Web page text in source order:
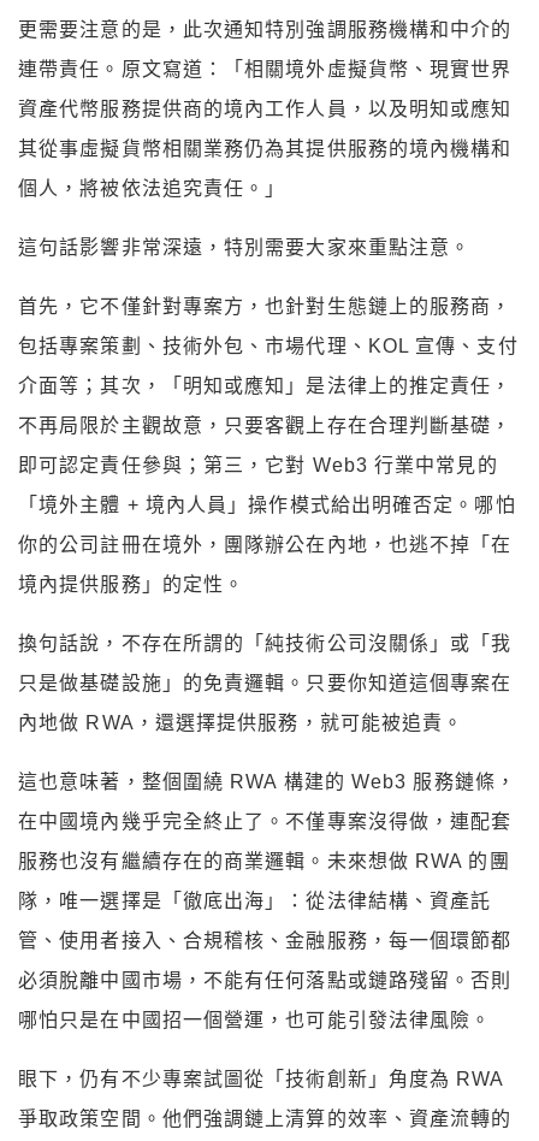
更需要注意的是，此次通知特別強調服務機構和中介的
連帶責任。原文寫道：「相關境外虛擬貨幣、現實世界
資產代幣服務提供商的境內工作人員，以及明知或應知
其從事虛擬貨幣相關業務仍為其提供服務的境內機構和
個人，將被依法追究責任。」
這句話影響非常深遠，特別需要大家來重點注意。
首先，它不僅針對專案方，也針對生態鏈上的服務商，
包括專案策劃、技術外包、市場代理、KOL 宣傳、支付
介面等；其次，「明知或應知」是法律上的推定責任，
不再局限於主觀故意，只要客觀上存在合理判斷基礎，
即可認定責任參與；第三，它對 Web3 行業中常見的
「境外主體 + 境內人員」操作模式給出明確否定。哪怕
你的公司註冊在境外，團隊辦公在內地，也逃不掉「在
境內提供服務」的定性。
換句話說，不存在所謂的「純技術公司沒關係」或「我
只是做基礎設施」的免責邏輯。只要你知道這個專案在
內地做 RWA，還選擇提供服務，就可能被追責。
這也意味著，整個圍繞 RWA 構建的 Web3 服務鏈條，
在中國境內幾乎完全終止了。不僅專案沒得做，連配套
服務也沒有繼續存在的商業邏輯。未來想做 RWA 的團
隊，唯一選擇是「徹底出海」：從法律結構、資產託
管、使用者接入、合規稽核、金融服務，每一個環節都
必須脫離中國市場，不能有任何落點或鏈路殘留。否則
哪怕只是在中國招一個營運，也可能引發法律風險。
眼下，仍有不少專案試圖從「技術創新」角度為 RWA
爭取政策空間。他們強調鏈上清算的效率、資產流轉的